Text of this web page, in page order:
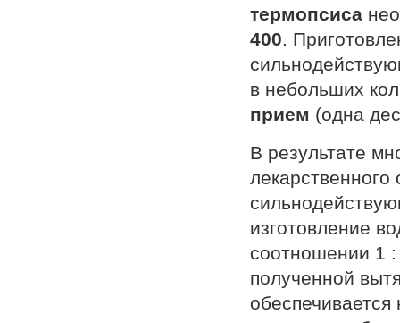
термопсиса
400.
в небольших
прием (одна
В результате
изготовление
соотношении 1 :
полученной